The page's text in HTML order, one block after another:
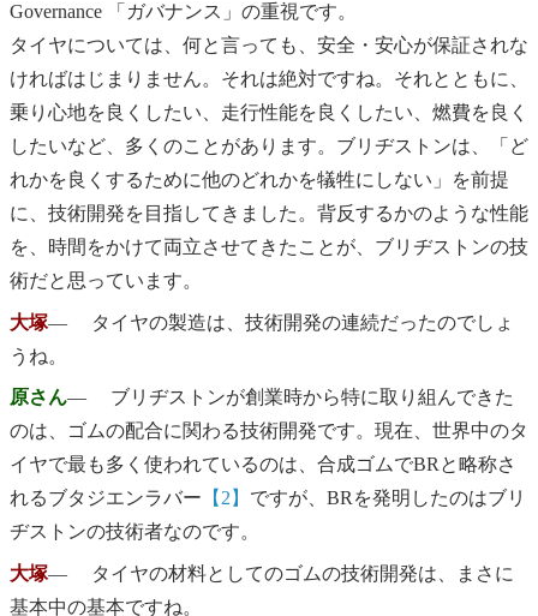
Governance 「ガバナンス」の重視です。
タイヤについては、何と言っても、安全・安心が保証されな
ければはじまりません。それは絶対ですね。それとともに、
乗り心地を良くしたい、走行性能を良くしたい、燃費を良く
したいなど、多くのことがあります。ブリヂストンは、「ど
れかを良くするために他のどれかを犠牲にしない」を前提
に、技術開発を目指してきました。背反するかのような性能
を、時間をかけて両立させてきたことが、ブリヂストンの技
術だと思っています。
大塚― タイヤの製造は、技術開発の連続だったのでしょ
うね。
原さん― ブリヂストンが創業時から特に取り組んできた
のは、ゴムの配合に関わる技術開発です。現在、世界中のタ
イヤで最も多く使われているのは、合成ゴムでBRと略称さ
れるブタジエンラバー 【2】 ですが、BRを発明したのはブリ
ヂストンの技術者なのです。
大塚― タイヤの材料としてのゴムの技術開発は、まさに
基本中の基本ですね。